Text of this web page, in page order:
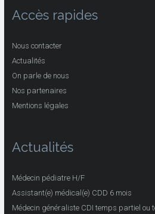
Accès rapides
Nous contacter
Actualités
On parle de nous
Nos partenaires
Mentions légales
Actualités
Médecin pédiatre H/F
Assistant(e) médical(e) CDD 6 mois
Médecin généraliste CDI temps partiel ou